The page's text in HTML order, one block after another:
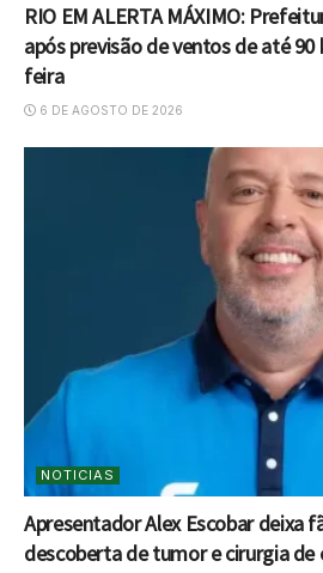
RIO EM ALERTA MÁXIMO:
após previsão de ventos de até
feira
6 DE AGOSTO DE 2026
NOTICIAS
Apresentador Alex Escobar deixa
descoberta de tumor e cirurgia de